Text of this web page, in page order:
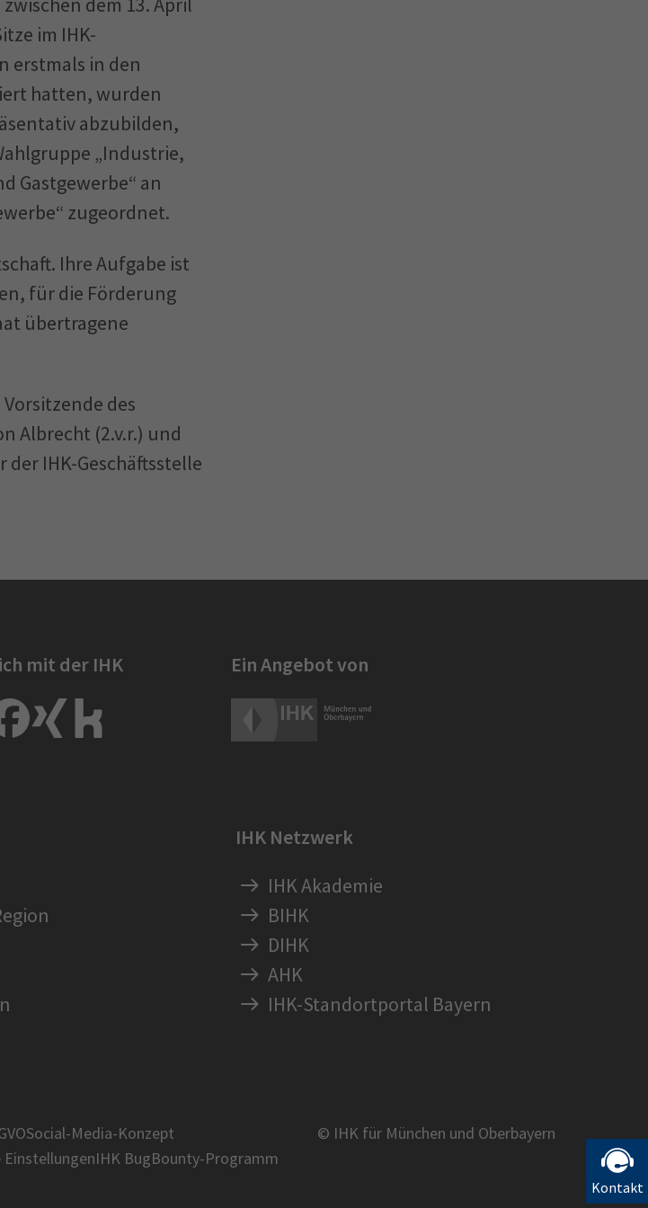
Kontakt
im IHK-
erstmals in den
hatten, wurden
abzubilden,
„Industrie,
Gastgewerbe“ an
zugeordnet.
Ihre Aufgabe ist
für die Förderung
übertragene
des
Albrecht (2.v.r.) und
der IHK-Geschäftsstelle
mit der IHK Ein Angebot von
IHK Netzwerk
IHK Akademie
BIHK
DIHK
AHK
IHK-Standortportal Bayern
Social-Media-Konzept
EinstellungenIHK BugBounty-Programm
© IHK für München und Oberbayern